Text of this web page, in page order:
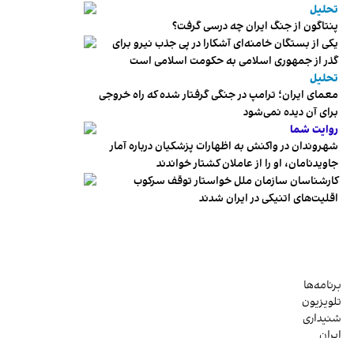
تحلیل
پنتاگون از جنگ ایران چه درسی گرفت؟
یکی از بستگان خامنه‌ای آشکارا در پی جذب نیرو برای
گذر از جمهوری اسلامی به حکومت اسلامی است
تحلیل
معمای ایران؛ ترامپ در جنگی گرفتار شده که راه خروجی
برای آن دیده نمی‌شود
روایت شما
شهروندان در واکنش به اظهارات پزشکیان درباره آمار
جاویدنامان، او را از عاملان کشتار خواندند
کارشناسان سازمان ملل خواستار توقف سرکوب
اقلیت‌های اتنیکی در ایران شدند
برنامه‌ها
تلویزیون
شنیداری